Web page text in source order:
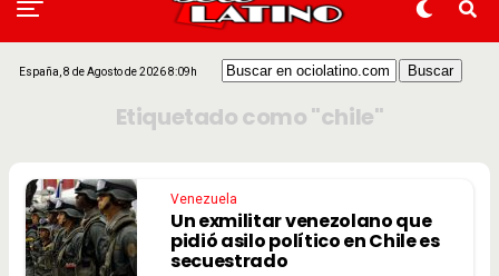
España, 8 de Agosto de 2026 8:09h
Etiquetado como "chile"
Venezuela
Un exmilitar venezolano que
pidió asilo político en Chile es
secuestrado